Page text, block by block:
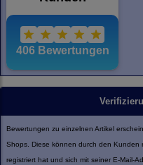
Bewertungen zu einzelnen Artikel
Shops. Diese können durch den
registriert hat und sich mit seiner E-Mail-